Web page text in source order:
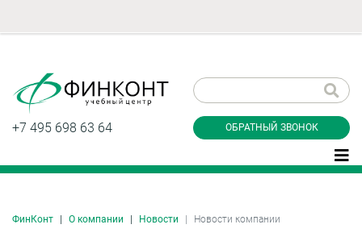
+7 495 698 63 64 ОБРАТНЫЙ ЗВОНОК
ФинКонт О компании Новости Новости компании
звонок
Даю согласие на обработку персональных